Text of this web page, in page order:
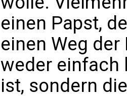
einen Papst,
einen Weg
weder einfach
ist, sondern